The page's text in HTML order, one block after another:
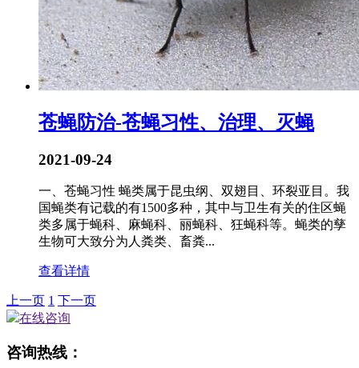
苍蝇防治-苍蝇习性、治理、灭蝇
2021-09-24
一、苍蝇习性 蝇类属于昆虫纲、双翅目、环裂亚目。我
国蝇类有记载的有1500多种，其中与卫生有关的住区蝇
类多属于蝇科、麻蝇科、丽蝇科、狂蝇科等。蝇类的孳
生物可大致分为人粪类、畜粪...
查看详情
上一页 1 下一页
在线咨询
咨询热线：